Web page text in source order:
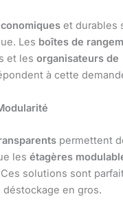
et durables
Les boîtes de
et les organisateurs de
à cette
permettent
les étagères
solutions sont
en gros.